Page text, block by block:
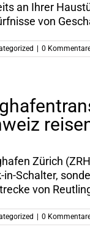
an Ihrer
von
0
Zürich
Schalter,
von
0